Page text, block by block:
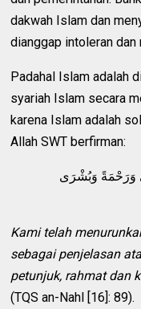
dakwah Islam dan
dianggap intoleran dan
Padahal Islam adalah
syariah Islam secara
karena Islam adalah
Allah SWT berfirman:
وَرَحْمَةً وَبُشْرَى
Kami telah
sebagai penjelasan
petunjuk, rahmat dan
(TQS an-Nahl [16]: 89).